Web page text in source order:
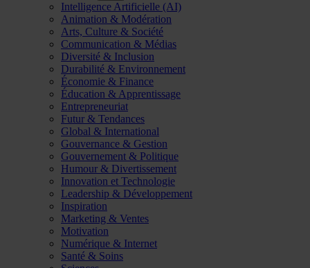
Intelligence Artificielle (AI)
Animation & Modération
Arts, Culture & Société
Communication & Médias
Diversité & Inclusion
Durabilité & Environnement
Économie & Finance
Éducation & Apprentissage
Entrepreneuriat
Futur & Tendances
Global & International
Gouvernance & Gestion
Gouvernement & Politique
Humour & Divertissement
Innovation et Technologie
Leadership & Développement
Inspiration
Marketing & Ventes
Motivation
Numérique & Internet
Santé & Soins